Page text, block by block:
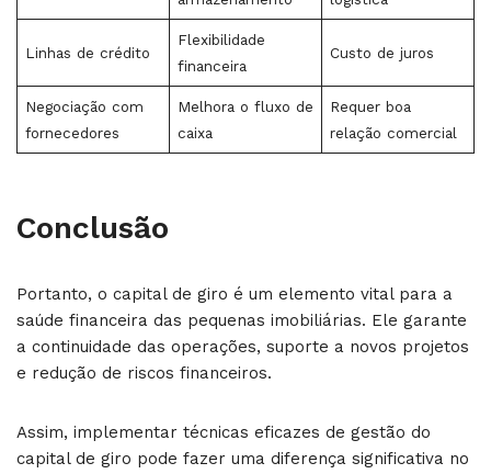
Linhas de crédito
Flexibilidade
financeira
Custo de juros
Negociação com
fornecedores
Melhora o fluxo de
caixa
Requer boa
relação comercial
Conclusão
Portanto, o capital de giro é um elemento vital para a
saúde financeira das pequenas imobiliárias. Ele garante
a continuidade das operações, suporte a novos projetos
e redução de riscos financeiros.
Assim, implementar técnicas eficazes de gestão do
capital de giro pode fazer uma diferença significativa no